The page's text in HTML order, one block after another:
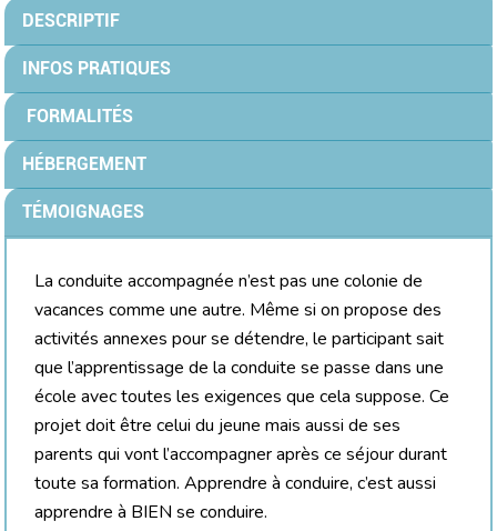
DESCRIPTIF
INFOS PRATIQUES
FORMALITÉS
HÉBERGEMENT
TÉMOIGNAGES
La conduite accompagnée n’est pas une colonie de
vacances comme une autre. Même si on propose des
activités annexes pour se détendre, le participant sait
que l’apprentissage de la conduite se passe dans une
école avec toutes les exigences que cela suppose. Ce
projet doit être celui du jeune mais aussi de ses
parents qui vont l’accompagner après ce séjour durant
toute sa formation. Apprendre à conduire, c’est aussi
apprendre à BIEN se conduire.